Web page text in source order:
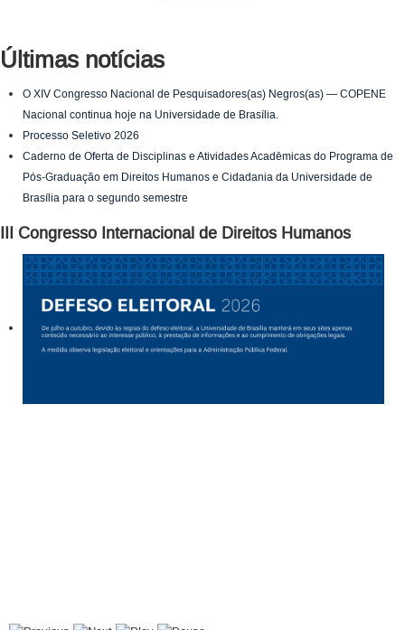
Últimas notícias
O XIV Congresso Nacional de Pesquisadores(as) Negros(as) — COPENE
Nacional continua hoje na Universidade de Brasília.
Processo Seletivo 2026
Caderno de Oferta de Disciplinas e Atividades Acadêmicas do Programa de
Pós-Graduação em Direitos Humanos e Cidadania da Universidade de
Brasília para o segundo semestre
III Congresso Internacional de Direitos Humanos